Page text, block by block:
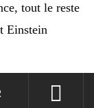
tout le reste
Einstein